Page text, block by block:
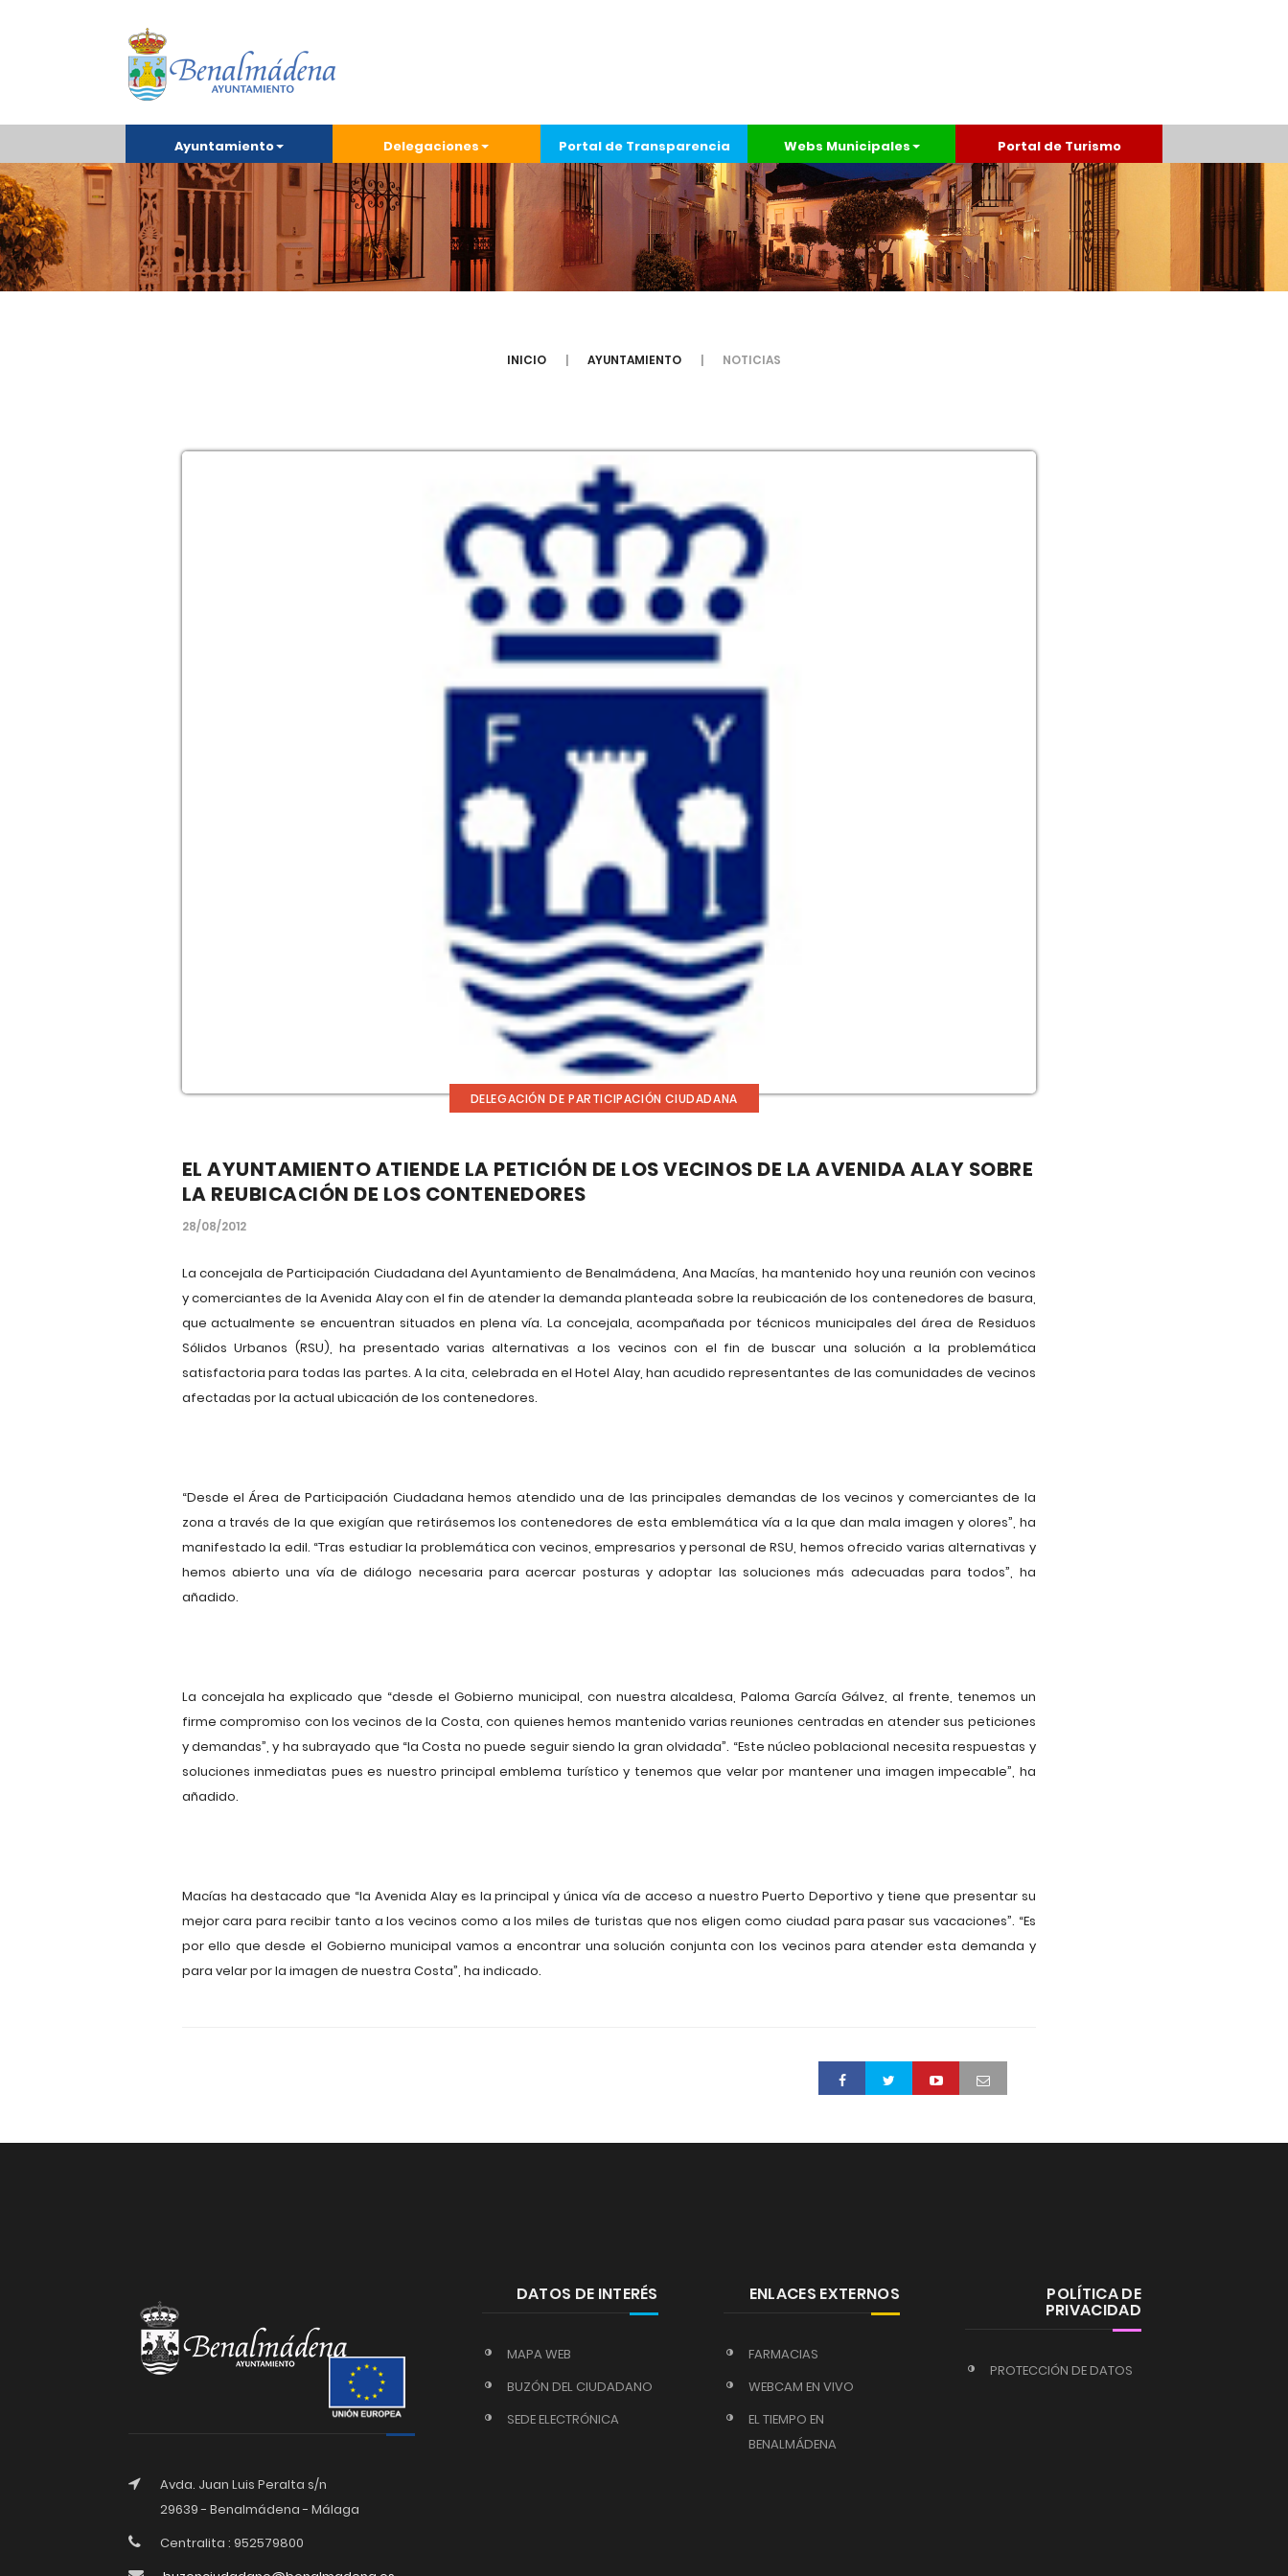
Ayuntamiento Delegaciones Portal de Transparencia Webs Municipales Portal de Turismo
INICIO AYUNTAMIENTO NOTICIAS
DELEGACIÓN DE PARTICIPACIÓN CIUDADANA
EL AYUNTAMIENTO ATIENDE LA PETICIÓN DE LOS VECINOS DE LA AVENIDA ALAY SOBRE
LA REUBICACIÓN DE LOS CONTENEDORES
28/08/2012
La concejala de Participación Ciudadana del Ayuntamiento de Benalmádena, Ana Macías, ha mantenido hoy una reunión con vecinos
y comerciantes de la Avenida Alay con el fin de atender la demanda planteada sobre la reubicación de los contenedores de basura,
que actualmente se encuentran situados en plena vía. La concejala, acompañada por técnicos municipales del área de Residuos
Sólidos Urbanos (RSU), ha presentado varias alternativas a los vecinos con el fin de buscar una solución a la problemática
satisfactoria para todas las partes. A la cita, celebrada en el Hotel Alay, han acudido representantes de las comunidades de vecinos
afectadas por la actual ubicación de los contenedores.
“Desde el Área de Participación Ciudadana hemos atendido una de las principales demandas de los vecinos y comerciantes de la
zona a través de la que exigían que retirásemos los contenedores de esta emblemática vía a la que dan mala imagen y olores”, ha
manifestado la edil. “Tras estudiar la problemática con vecinos, empresarios y personal de RSU, hemos ofrecido varias alternativas y
hemos abierto una vía de diálogo necesaria para acercar posturas y adoptar las soluciones más adecuadas para todos”, ha
añadido.
La concejala ha explicado que “desde el Gobierno municipal, con nuestra alcaldesa, Paloma García Gálvez, al frente, tenemos un
firme compromiso con los vecinos de la Costa, con quienes hemos mantenido varias reuniones centradas en atender sus peticiones
y demandas”, y ha subrayado que “la Costa no puede seguir siendo la gran olvidada”. “Este núcleo poblacional necesita respuestas y
soluciones inmediatas pues es nuestro principal emblema turístico y tenemos que velar por mantener una imagen impecable”, ha
añadido.
Macías ha destacado que “la Avenida Alay es la principal y única vía de acceso a nuestro Puerto Deportivo y tiene que presentar su
mejor cara para recibir tanto a los vecinos como a los miles de turistas que nos eligen como ciudad para pasar sus vacaciones”. “Es
por ello que desde el Gobierno municipal vamos a encontrar una solución conjunta con los vecinos para atender esta demanda y
para velar por la imagen de nuestra Costa”, ha indicado.
Avda. Juan Luis Peralta s/n
29639 - Benalmádena - Málaga
Centralita : 952579800
DATOS DE INTERÉS
MAPA WEB
BUZÓN DEL CIUDADANO
SEDE ELECTRÓNICA
ENLACES EXTERNOS
FARMACIAS
WEBCAM EN VIVO
EL TIEMPO EN
BENALMÁDENA
POLÍTICA DE
PRIVACIDAD
PROTECCIÓN DE DATOS